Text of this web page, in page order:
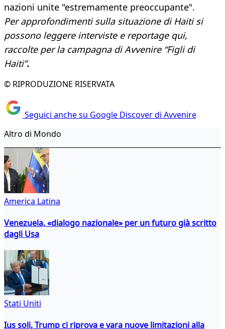
nazioni unite "estremamente preoccupante".
Per approfondimenti sulla situazione di Haiti si
possono leggere interviste e reportage qui,
raccolte per la campagna di Avvenire “Figli di
Haiti”.
© RIPRODUZIONE RISERVATA
Seguici anche su Google Discover di Avvenire
Altro di Mondo
America Latina
Venezuela, «dialogo nazionale» per un futuro già scritto
dagli Usa
Stati Uniti
Ius soli, Trump ci riprova e vara nuove limitazioni alla